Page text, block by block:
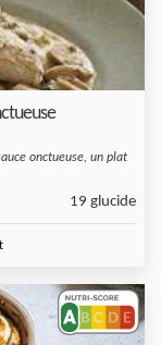
onctueuse, un plat
19 glucide